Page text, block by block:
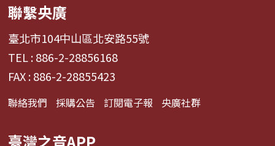
聯繫央廣
臺北市104中山區北安路55號
TEL : 886-2-28856168
FAX : 886-2-28855423
聯絡我們 採購公告 訂閱電子報 央廣社群
臺灣之音APP